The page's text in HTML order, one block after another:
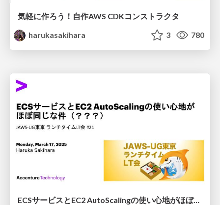
気軽に作ろう！自作AWS CDKコンストラクタ
harukasakihara
3 780
ECSサービスとEC2 AutoScalingの使い心地がほぼ同じな件(？？？)